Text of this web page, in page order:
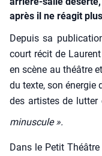
après il ne réagit
Depuis sa
court récit de
en scène au théâtre
du texte, son éner­gie
des artistes de lut­ter
minus­cule ».
Dans le Petit